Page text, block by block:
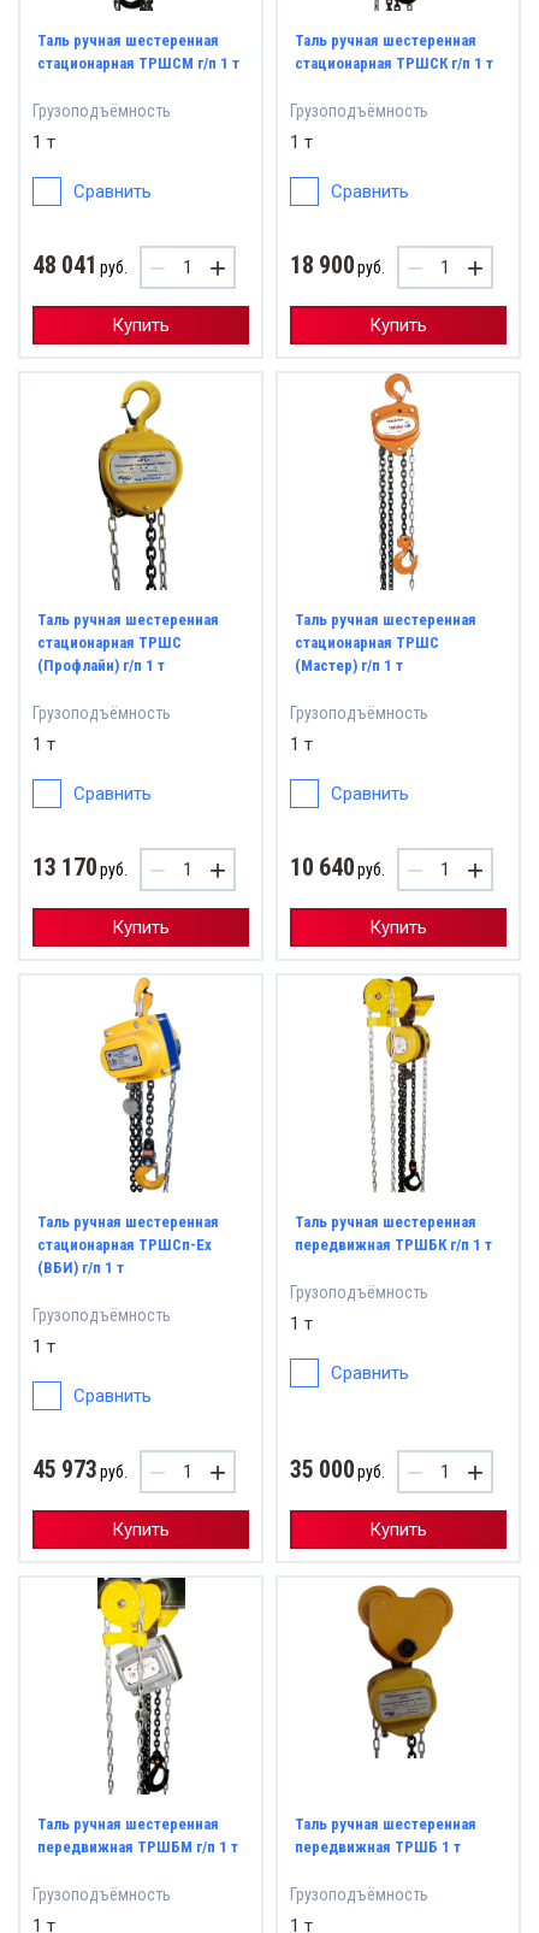
Таль ручная шестеренная
стационарная ТРШСМ г/п 1 т
Грузоподъёмность
1 т
Сравнить
48 041 руб. − +
Купить
Таль ручная шестеренная
стационарная ТРШСК г/п 1 т
Грузоподъёмность
1 т
Сравнить
18 900руб. − +
Купить
Таль ручная шестеренная
стационарная ТРШС
(Профлайн) г/п 1 т
Грузоподъёмность
1 т
Сравнить
13 170руб. − +
Купить
Таль ручная шестеренная
стационарная ТРШС
(Мастер) г/п 1 т
Грузоподъёмность
1 т
Сравнить
10 640руб. − +
Купить
Таль ручная шестеренная
стационарная ТРШСп-Ех
(ВБИ) г/п 1 т
Грузоподъёмность
1 т
Сравнить
45 973руб. − +
Купить
Таль ручная шестеренная
передвижная ТРШБК г/п 1 т
Грузоподъёмность
1 т
Сравнить
35 000руб. − +
Купить
Таль ручная шестеренная
передвижная ТРШБМ г/п 1 т
Грузоподъёмность
1 т
Таль ручная шестеренная
передвижная ТРШБ 1 т
Грузоподъёмность
1 т